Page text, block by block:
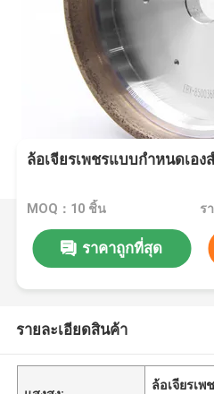
ล้อเจียรเพชรแบบกำหนดเอง
MOQ：10 ชิ้น
ราคาถูกที่สุด
รายละเอียดสินค้า
ล้อเจียรเ